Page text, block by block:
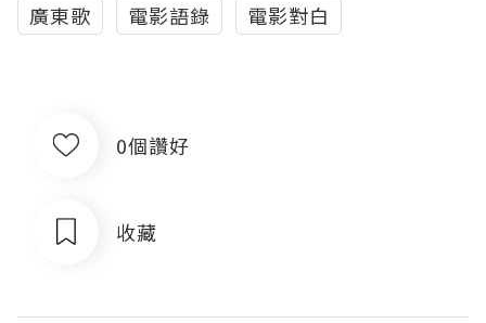
廣東歌
電影語錄 電影對白
0個讚好
收藏